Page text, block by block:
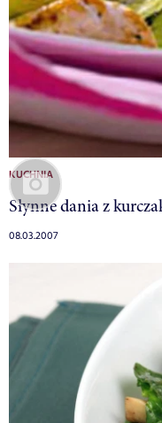
KUCHNIA
Słynne dania z
08.03.2007